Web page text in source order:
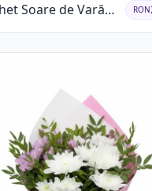
Soare de Vară
Galbeni și
RON